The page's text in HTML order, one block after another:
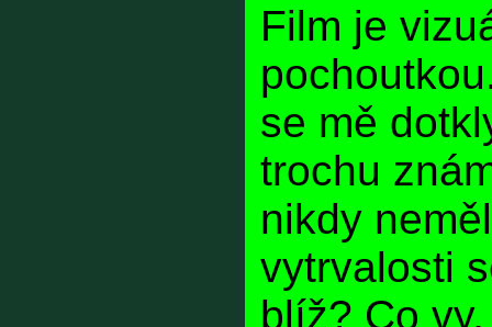
Film je
se mě
trochu
nikdy
vytrvalosti
blíž? Co